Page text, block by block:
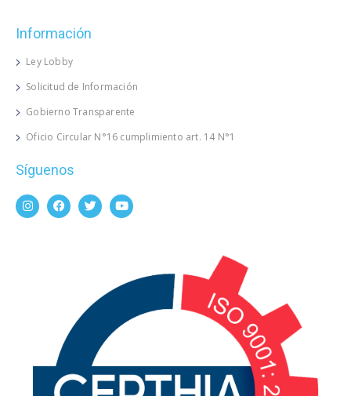
Información
Ley Lobby
Solicitud de Información
Gobierno Transparente
Oficio Circular N°16 cumplimiento art. 14 N°1
Síguenos